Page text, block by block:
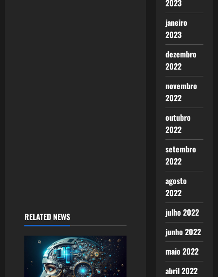
RELATED NEWS
2023
janeiro
2023
dezembro
2022
novembro
2022
outubro
2022
setembro
2022
agosto
2022
julho 2022
junho 2022
maio 2022
abril 2022